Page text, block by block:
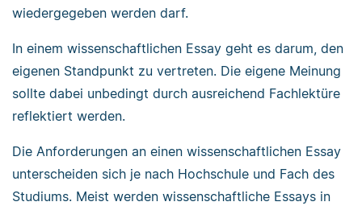
wiedergegeben werden darf.
In einem wissenschaftlichen Essay geht es darum, den
eigenen Standpunkt zu vertreten. Die eigene Meinung
sollte dabei unbedingt durch ausreichend Fachlektüre
reflektiert werden.
Die Anforderungen an einen wissenschaftlichen Essay
unterscheiden sich je nach Hochschule und Fach des
Studiums. Meist werden wissenschaftliche Essays in